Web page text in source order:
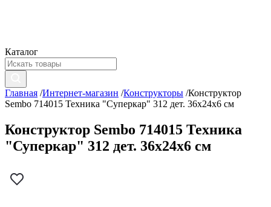
Каталог
Главная /Интернет-магазин /Конструкторы /Конструктор
Sembo 714015 Техника "Суперкар" 312 дет. 36x24x6 см
Конструктор Sembo 714015 Техника
"Суперкар" 312 дет. 36x24x6 см